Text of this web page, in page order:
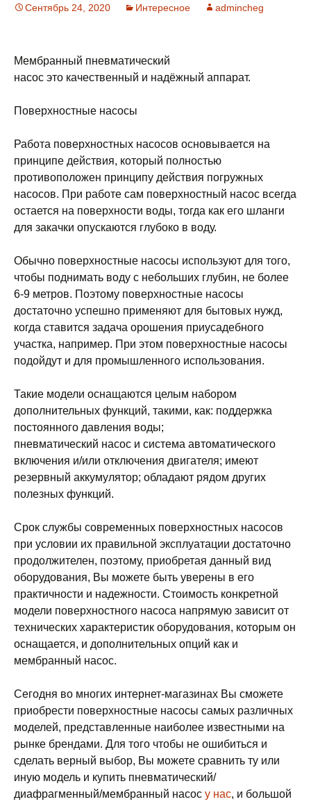
Сентябрь 24, 2020 Интересное admincheg
Мембранный пневматический
насос это качественный и надёжный аппарат.
Поверхностные насосы
Работа поверхностных насосов основывается на
принципе действия, который полностью
противоположен принципу действия погружных
насосов. При работе сам поверхностный насос всегда
остается на поверхности воды, тогда как его шланги
для закачки опускаются глубоко в воду.
Обычно поверхностные насосы используют для того,
чтобы поднимать воду с небольших глубин, не более
6-9 метров. Поэтому поверхностные насосы
достаточно успешно применяют для бытовых нужд,
когда ставится задача орошения приусадебного
участка, например. При этом поверхностные насосы
подойдут и для промышленного использования.
Такие модели оснащаются целым набором
дополнительных функций, такими, как: поддержка
постоянного давления воды;
пневматический насос и система автоматического
включения и/или отключения двигателя; имеют
резервный аккумулятор; обладают рядом других
полезных функций.
Срок службы современных поверхностных насосов
при условии их правильной эксплуатации достаточно
продолжителен, поэтому, приобретая данный вид
оборудования, Вы можете быть уверены в его
практичности и надежности. Стоимость конкретной
модели поверхностного насоса напрямую зависит от
технических характеристик оборудования, которым он
оснащается, и дополнительных опций как и
мембранный насос.
Сегодня во многих интернет-магазинах Вы сможете
приобрести поверхностные насосы самых различных
моделей, представленные наиболее известными на
рынке брендами. Для того чтобы не ошибиться и
сделать верный выбор, Вы можете сравнить ту или
иную модель и купить пневматический/
диафрагменный/мембранный насос у нас, и большой